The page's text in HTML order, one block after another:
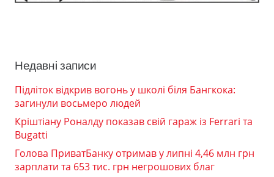
Недавні записи
Підліток відкрив вогонь у школі біля Бангкока:
загинули восьмеро людей
Кріштіану Роналду показав свій гараж із Ferrari та
Bugatti
Голова ПриватБанку отримав у липні 4,46 млн грн
зарплати та 653 тис. грн негрошових благ